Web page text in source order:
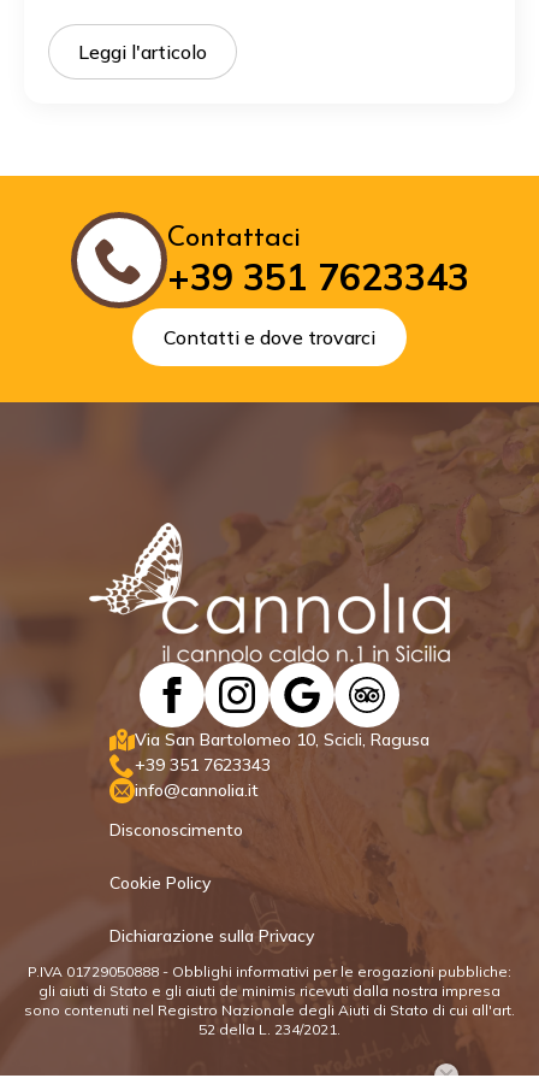
Leggi l'articolo
Contattaci
+39 351 7623343
Contatti e dove trovarci
Via San Bartolomeo 10, Scicli, Ragusa
+39 351 7623343
info@cannolia.it
Disconoscimento
Cookie Policy
Dichiarazione sulla Privacy
P.IVA 01729050888 - Obblighi informativi per le erogazioni pubbliche:
gli aiuti di Stato e gli aiuti de minimis ricevuti dalla nostra impresa
sono contenuti nel Registro Nazionale degli Aiuti di Stato di cui all'art.
52 della L. 234/2021.